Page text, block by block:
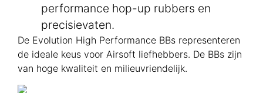
performance hop-up rubbers en
precisievaten.
De Evolution High Performance BBs representeren
de ideale keus voor Airsoft liefhebbers. De BBs zijn
van hoge kwaliteit en milieuvriendelijk.